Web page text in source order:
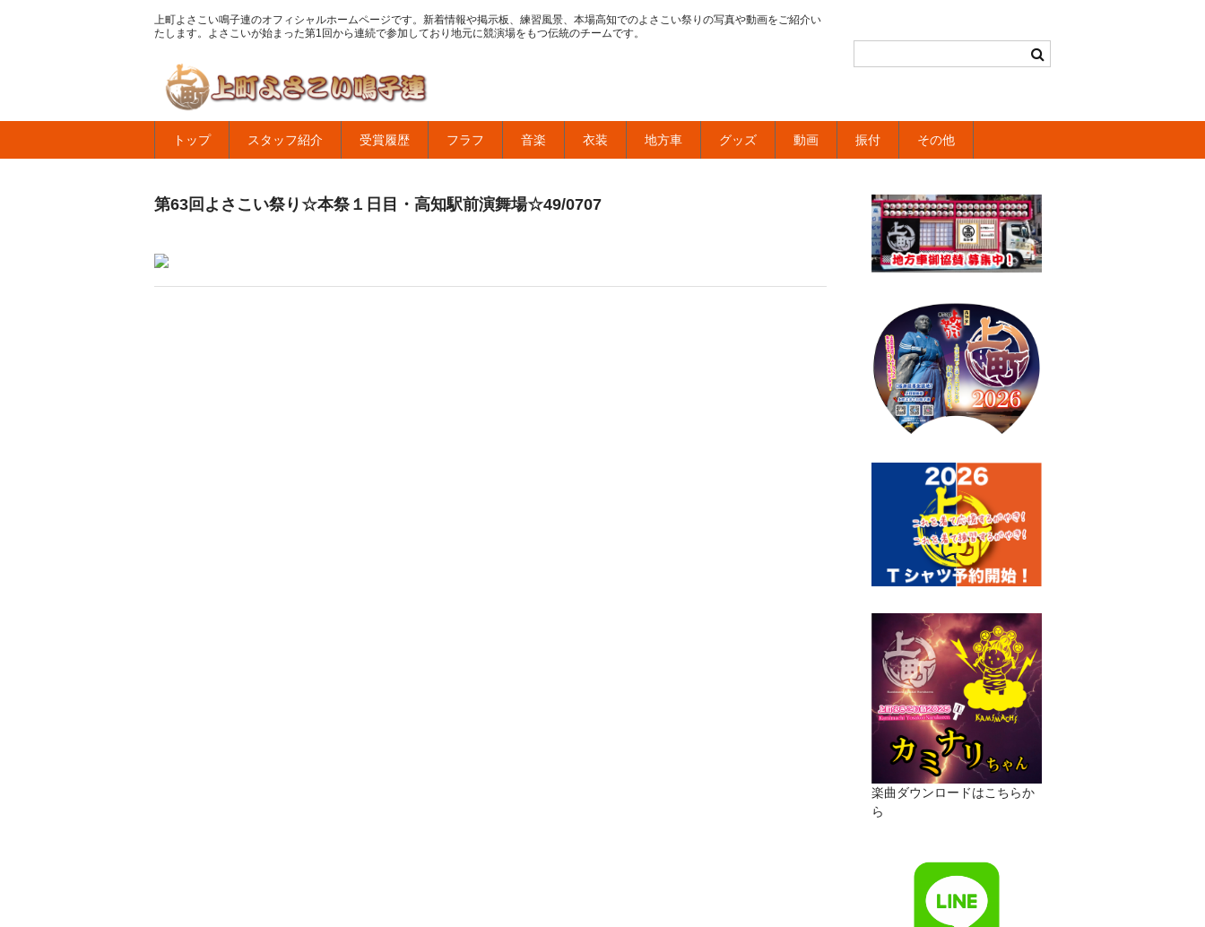
上町よさこい鳴子連のオフィシャルホームページです。新着情報や掲示板、練習風景、本場高知でのよさこい祭りの写真や動画をご紹介い
たします。よさこいが始まった第1回から連続で参加しており地元に競演場をもつ伝統のチームです。
トップ スタッフ紹介 受賞履歴 フラフ 音楽 衣装 地方車 グッズ 動画 振付 その他
第63回よさこい祭り☆本祭１日目・高知駅前演舞場☆49/0707
楽曲ダウンロードはこちらか
ら